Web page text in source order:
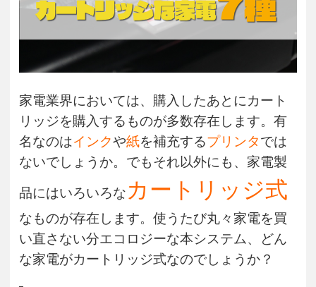
家電業界においては、購入したあとにカート
リッジを購入するものが多数存在します。有
名なのはインクや紙を補充するプリンタでは
ないでしょうか。でもそれ以外にも、家電製
品にはいろいろな カートリッジ式
なものが存在します。使うたび丸々家電を買
い直さない分エコロジーな本システム、どん
な家電がカートリッジ式なのでしょうか？